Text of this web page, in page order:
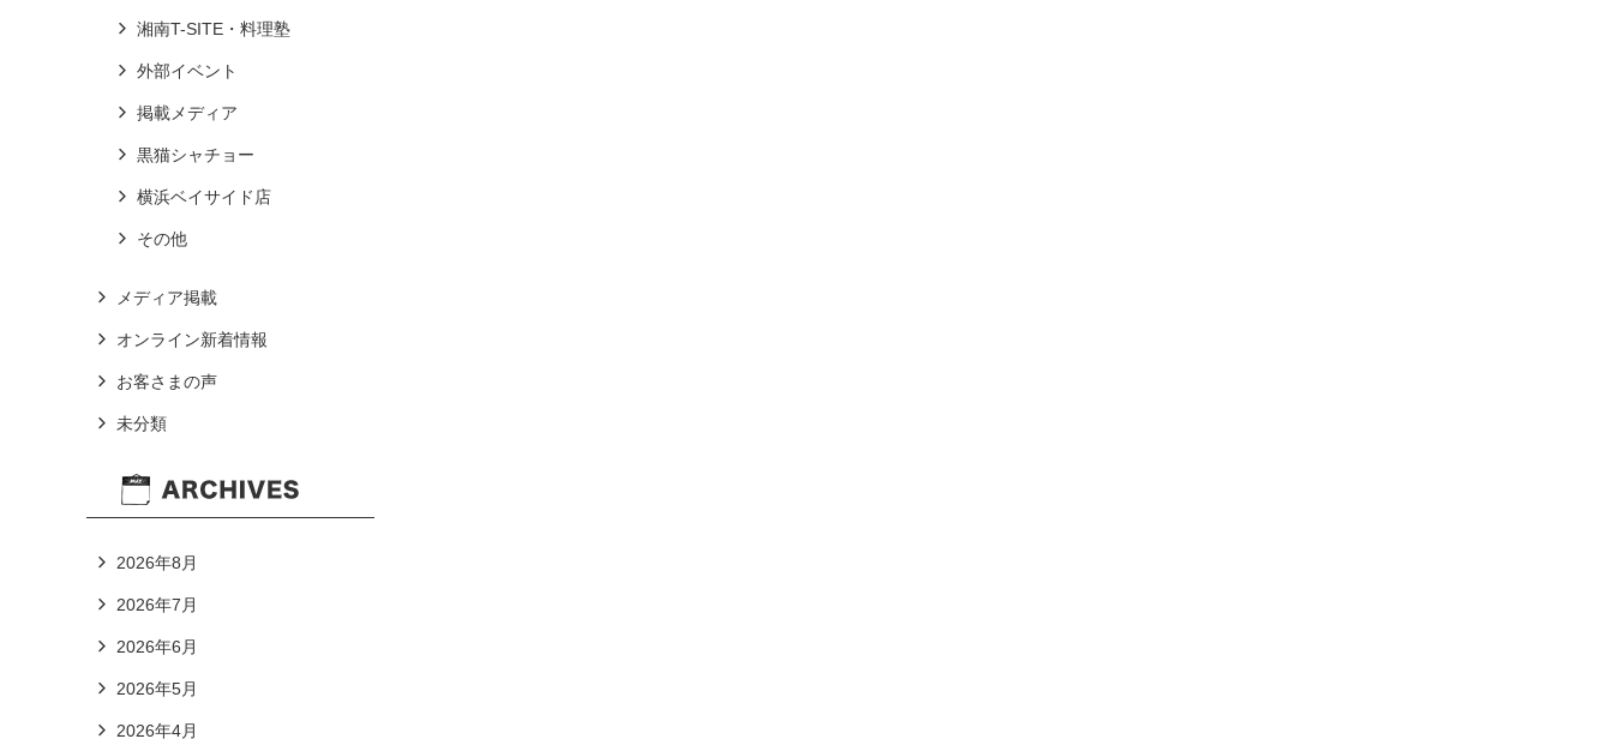
湘南T-SITE・料理塾
外部イベント
掲載メディア
黒猫シャチョー
横浜ベイサイド店
その他
メディア掲載
オンライン新着情報
お客さまの声
未分類
2026年8月
2026年7月
2026年6月
2026年5月
2026年4月